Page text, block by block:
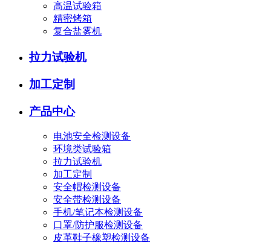
高温试验箱
精密烤箱
复合盐雾机
拉力试验机
加工定制
产品中心
电池安全检测设备
环境类试验箱
拉力试验机
加工定制
安全帽检测设备
安全带检测设备
手机/笔记本检测设备
口罩/防护服检测设备
皮革鞋子橡塑检测设备